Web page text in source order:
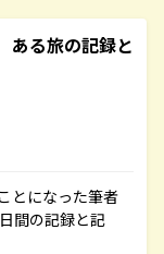
る旅の記録と
とになった筆者
間の記録と記